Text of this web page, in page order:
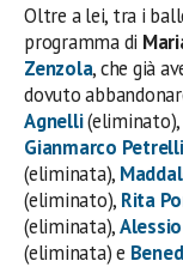
Oltre a lei, tra i
programma di
Zenzola, che già
dovuto
Agnelli(eliminato),
Gianmarco Petrelli
(eliminata),
(eliminato), Rita
(eliminata),
(eliminata) e